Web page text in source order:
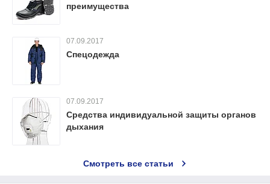
преимущества
07.09.2017
Спецодежда
07.09.2017
Средства индивидуальной защиты органов
дыхания
Смотреть все статьи